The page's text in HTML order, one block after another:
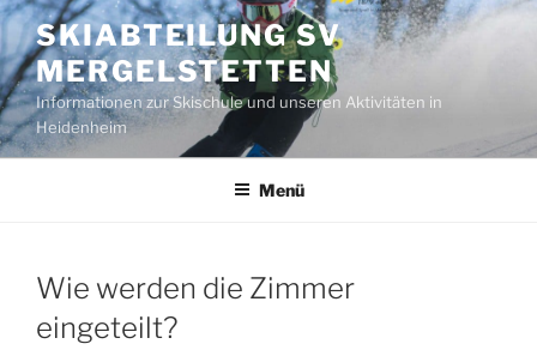
Zum
Inhalt
springen
SKIABTEILUNG SV
MERGELSTETTEN
Informationen zur Skischule und unseren Aktivitäten in
Heidenheim
Menü
Wie werden die Zimmer
eingeteilt?